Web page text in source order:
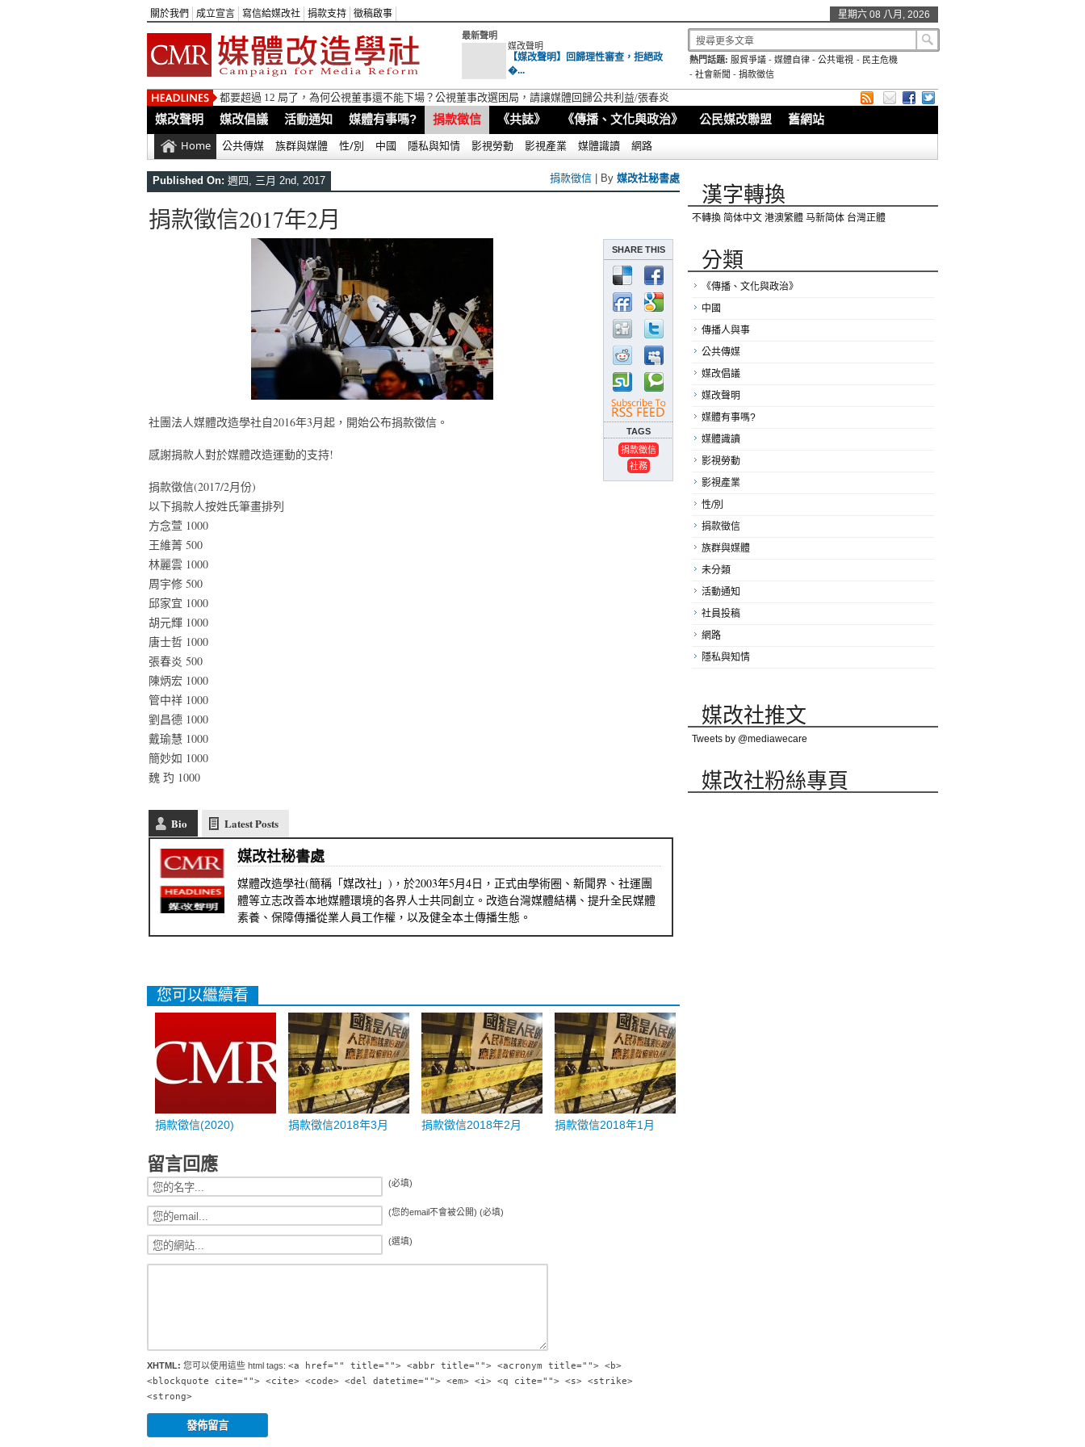
關於我們 成立宣言 寫信給媒改社 捐款支持 徵稿啟事 星期六 08 八月, 2026
最新聲明
媒改聲明
【媒改聲明】回歸理性審查，拒絕政
�...
熱門話題: 服貿爭議 -媒體自律 -公共電視 - 民主危機
- 社會新聞 - 捐款徵信
都要超過 12 局了，為何公視董事還不能下場？公視董事改選困局，請讓媒體回歸公共利益/張春炎
媒改聲明 媒改倡議 活動通知 媒體有事嗎? 捐款徵信 《共誌》 《傳播、文化與政治》 公民媒改聯盟 舊網站
Home 公共傳媒 族群與媒體 性/別 中國 隱私與知情 影視勞動 影視產業 媒體識讀 網路
Published On: 週四, 三月 2nd, 2017 捐款徵信 | By 媒改社秘書處
捐款徵信2017年2月
SHARE THIS
TAGS
捐款徵信
社務
社團法人媒體改造學社自2016年3月起，開始公布捐款徵信。
感謝捐款人對於媒體改造運動的支持!
捐款徵信(2017/2月份)
以下捐款人按姓氏筆畫排列
方念萱 1000
王維菁 500
林麗雲 1000
周宇修 500
邱家宜 1000
胡元輝 1000
唐士哲 1000
張春炎 500
陳炳宏 1000
管中祥 1000
劉昌德 1000
戴瑜慧 1000
簡妙如 1000
魏 玓 1000
Bio Latest Posts
媒改社秘書處
媒體改造學社(簡稱「媒改社」)，於2003年5月4日，正式由學術圈、新聞界、社運團
體等立志改善本地媒體環境的各界人士共同創立。改造台灣媒體結構、提升全民媒體
素養、保障傳播從業人員工作權，以及健全本土傳播生態。
您可以繼續看
捐款徵信(2020) 捐款徵信2018年3月 捐款徵信2018年2月 捐款徵信2018年1月
留言回應
(必填)
(您的email不會被公開) (必填)
(選填)
XHTML: 您可以使用這些 html tags: <a href="" title=""> <abbr title=""> <acronym title=""> <b>
<blockquote cite=""> <cite> <code> <del datetime=""> <em> <i> <q cite=""> <s> <strike>
<strong>
漢字轉換
不轉換 简体中文 港澳繁體 马新简体 台灣正體
分類
《傳播、文化與政治》
中國
傳播人與事
公共傳媒
媒改倡議
媒改聲明
媒體有事嗎?
媒體識讀
影視勞動
影視產業
性/別
捐款徵信
族群與媒體
未分類
活動通知
社員投稿
網路
隱私與知情
媒改社推文
Tweets by @mediawecare
媒改社粉絲專頁